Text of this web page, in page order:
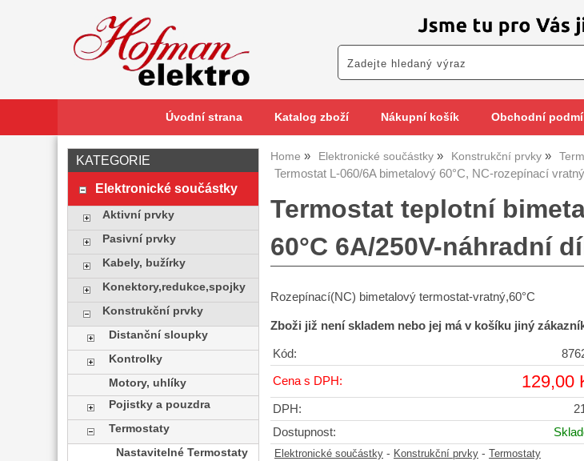
Úvodní strana Katalog zboží Nákupní košík Obchodní
Home Elektronické součástky Konstrukční prvky
Termostat L-060/6A bimetalový 60°C, NC-rozepínací vratný
Termostat teplotní
60°C 6A/250V-náhradní
Rozepínací(NC) bimetalový termostat-vratný,60°C
Zboži již není skladem nebo jej má v košíku jiný
Kód:
Cena s DPH: 129,00
DPH:
Dostupnost:
Elektronické součástky - Konstrukční prvky - Termostaty
KATEGORIE
Elektronické součástky
Aktivní prvky
Pasivní prvky
Kabely, bužírky
Konektory,redukce,spojky
Konstrukční prvky
Distanční sloupky
Kontrolky
Motory, uhlíky
Pojistky a pouzdra
Termostaty
Nastavitelné Termostaty